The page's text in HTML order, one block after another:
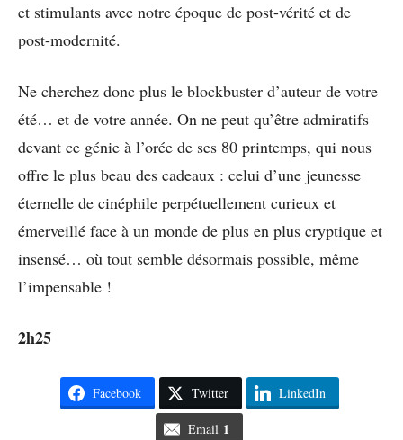
et stimulants avec notre époque de post-vérité et de
post-modernité.
Ne cherchez donc plus le blockbuster d’auteur de votre
été… et de votre année. On ne peut qu’être admiratifs
devant ce génie à l’orée de ses 80 printemps, qui nous
offre le plus beau des cadeaux : celui d’une jeunesse
éternelle de cinéphile perpétuellement curieux et
émerveillé face à un monde de plus en plus cryptique et
insensé… où tout semble désormais possible, même
l’impensable !
2h25
Facebook Twitter LinkedIn
Email 1